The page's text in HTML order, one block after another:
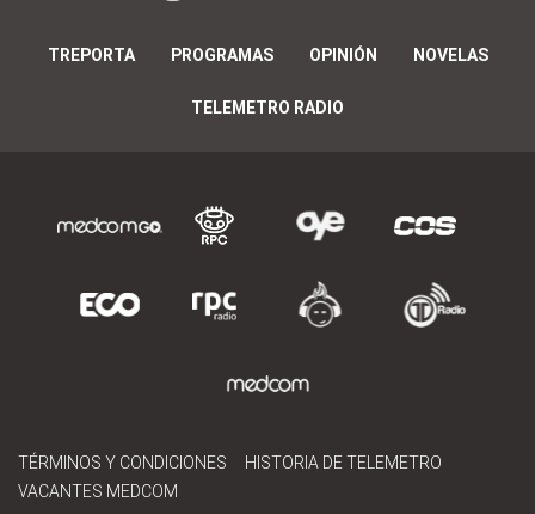
TREPORTA PROGRAMAS OPINIÓN NOVELAS
TELEMETRO RADIO
TÉRMINOS Y CONDICIONES
HISTORIA DE TELEMETRO
VACANTES MEDCOM